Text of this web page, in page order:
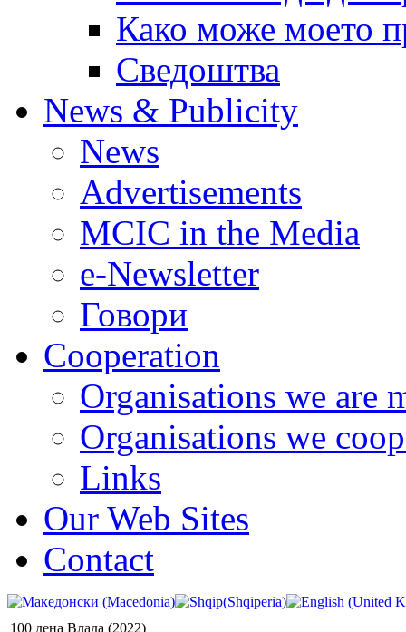
Како може моето
Сведоштва
News & Publicity
News
Advertisements
MCIC in the Media
e-Newsletter
Говори
Cooperation
Organisations we are
Organisations we
Links
Our Web Sites
Contact
100 дена Влада (2022)